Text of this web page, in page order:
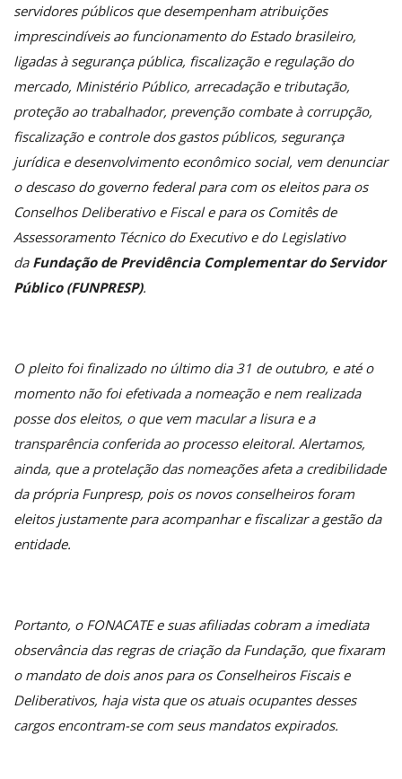
servidores públicos que desempenham atribuições
imprescindíveis ao funcionamento do Estado brasileiro,
ligadas à segurança pública, fiscalização e regulação do
mercado, Ministério Público, arrecadação e tributação,
proteção ao trabalhador, prevenção combate à corrupção,
fiscalização e controle dos gastos públicos, segurança
jurídica e desenvolvimento econômico social, vem denunciar
o descaso do governo federal para com os eleitos para os
Conselhos Deliberativo e Fiscal e para os Comitês de
Assessoramento Técnico do Executivo e do Legislativo
da Fundação de Previdência Complementar do Servidor
Público (FUNPRESP).
O pleito foi finalizado no último dia 31 de outubro, e até o
momento não foi efetivada a nomeação e nem realizada
posse dos eleitos, o que vem macular a lisura e a
transparência conferida ao processo eleitoral. Alertamos,
ainda, que a protelação das nomeações afeta a credibilidade
da própria Funpresp, pois os novos conselheiros foram
eleitos justamente para acompanhar e fiscalizar a gestão da
entidade.
Portanto, o FONACATE e suas afiliadas cobram a imediata
observância das regras de criação da Fundação, que fixaram
o mandato de dois anos para os Conselheiros Fiscais e
Deliberativos, haja vista que os atuais ocupantes desses
cargos encontram-se com seus mandatos expirados.